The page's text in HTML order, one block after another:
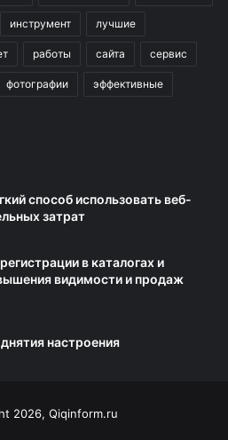
инструмент лучшие
работы сайта сервис
фотографии эффективные
способ использовать веб-
затрат
в каталогах и
видимости и продаж
настроения
2026, Qiqinform.ru